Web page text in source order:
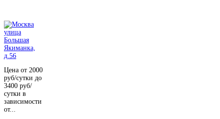
Цена от 2000
руб/сутки до
3400 руб/
сутки в
зависимости
от...